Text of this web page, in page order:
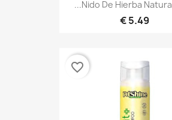
Nido De Hierba Natural
5.49 €
favorite_border